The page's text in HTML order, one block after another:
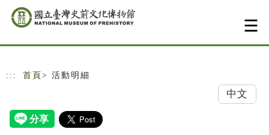
跳到主要內容
網站導覽
::: 首頁 > 活動明細
中文